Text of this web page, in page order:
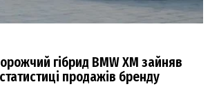
гібрид BMW XM зайняв
продажів бренду